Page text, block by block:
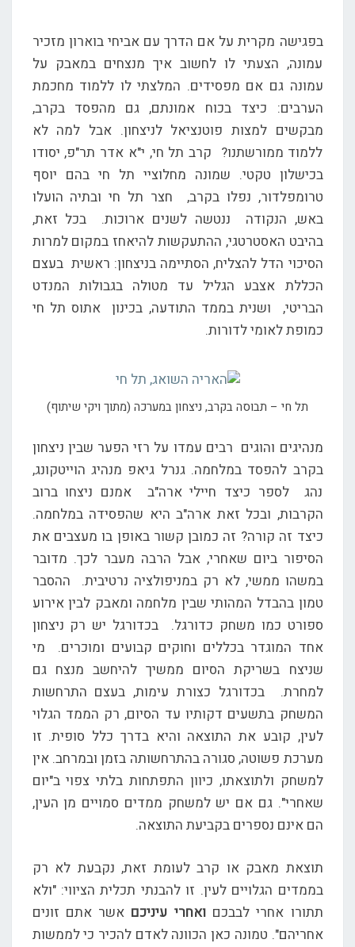
להפך
בפגישה מקרית על אם הדרך עם אביחי בוארון מזכיר
עמונה, הצעתי לו לחשוב איך מנצחים במאבק על
עמונה גם אם מפסידים. המלצתי לו ללמוד מחכמת
הערבים: כיצד בכוח אמונתם, גם מהפסד בקרב,
מבקשים למצות פוטנציאל לניצחון. אבל למה לא
ללמוד ממורשתנו? קרב תל חי, י"א אדר תר"פ, יסודו
בכישלון טקטי. שמונה מחלוציי תל חי בהם יוסף
טרומפלדור, נפלו בקרב, חצר תל חי ובתיה הועלו
באש, הנקודה ננטשה לשנים ארוכות. בכל זאת,
בהיבט האסטרטגי, ההתעקשות להיאחז במקום למרות
הסיכוי הדל להצליח, הסתיימה בניצחון: ראשית בעצם
הכללת אצבע הגליל עד מטולה בגבולות המנדט
הבריטי, ושנית בממד התודעה, בכינון אתוס תל חי
כמופת לאומי לדורות.
תל חי – תבוסה בקרב, ניצחון במערכה (מתוך ויקי שיתוף)
מנהיגים והוגים רבים עמדו על רזי הפער שבין ניצחון
בקרב להפסד במלחמה. גנרל גיאפ מנהיג הוייטקונג,
נהג לספר כיצד חיילי ארה"ב אמנם ניצחו ברוב
הקרבות, ובכל זאת ארה"ב היא שהפסידה במלחמה.
כיצד זה קורה? זה כמובן קשור באופן בו מעצבים את
הסיפור ביום שאחרי, אבל הרבה מעבר לכך. מדובר
במשהו ממשי, לא רק במניפולציה נרטיבית. ההסבר
טמון בהבדל המהותי שבין מלחמה ומאבק לבין אירוע
ספורט כמו משחק כדורגל. בכדורגל יש רק ניצחון
אחד המוגדר בכללים וחוקים קבועים ומוכרים. מי
שניצח בשריקת הסיום ממשיך להיחשב מנצח גם
למחרת. בכדורגל כצורת עימות, בעצם התרחשות
המשחק בתשעים דקותיו עד הסיום, רק הממד הגלוי
לעין, קובע את התוצאה והיא בדרך כלל סופית. זו
מערכת פשוטה, סגורה בהתרחשותה בזמן ובמרחב. אין
למשחק ולתוצאתו, כיוון התפתחות בלתי צפוי ב"יום
שאחרי". גם אם יש למשחק ממדים סמויים מן העין,
הם אינם נספרים בקביעת התוצאה.
תוצאת מאבק או קרב לעומת זאת, נקבעת לא רק
בממדים הגלויים לעין. זו להבנתי תכלית הציווי: "ולא
תתורו אחרי לבבכם ואחרי עיניכםאשר אתם זונים
אחריהם". טמונה כאן הכוונה לאדם להכיר כי לממשות